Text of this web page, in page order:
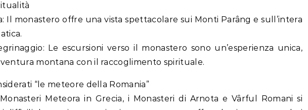
Il monastero offre una vista spettacolare sui Monti Parâng e sull’intera
Le escursioni verso il monastero sono un’esperienza unica,
montana con il raccoglimento spirituale.
“le meteore della Romania”
Meteora in Grecia, i Monasteri di Arnota e Vârful Romani si